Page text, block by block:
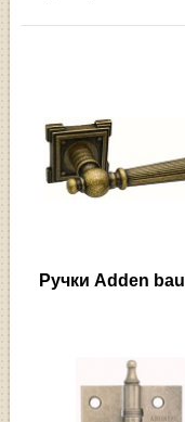
Ручки Adden bau